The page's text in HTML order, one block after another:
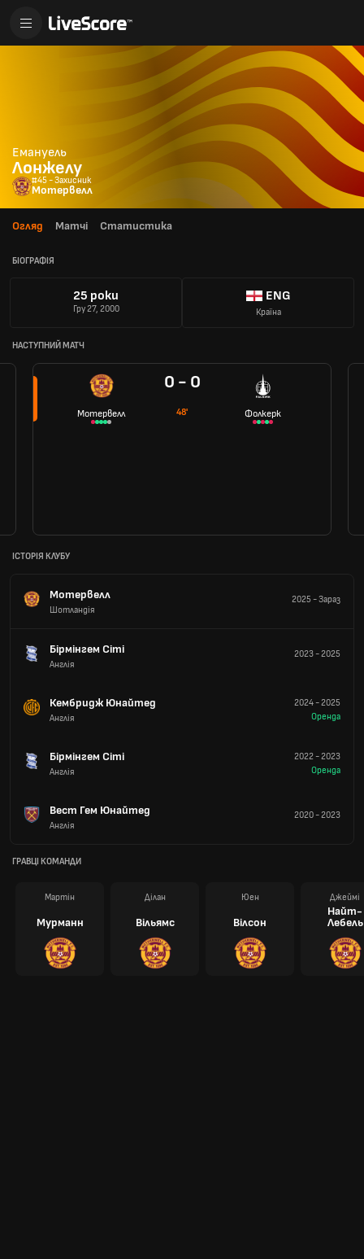
Емануель
Лонжелу
#45 - Захисник
Мотервелл
Огляд Матчі Статистика
БІОГРАФІЯ
25 роки
Гру 27, 2000
ENG
Країна
НАСТУПНИЙ МАТЧ
Мотервелл
0 - 0
48' Фолкерк
ІСТОРІЯ КЛУБУ
Мотервелл
Шотландія
2025 -Зараз
Бірмінгем Сіті
Англія
2023-2025
Кембридж Юнайтед
Англія
2024-2025
Оренда
Бірмінгем Сіті
Англія
2022-2023
Оренда
Вест Гем Юнайтед
Англія
2020-2023
ГРАВЦІ КОМАНДИ
Мартін
Мурманн
Ділан
Вільямс
Юен
Вілсон
Джеймі
Найт-
Лебель